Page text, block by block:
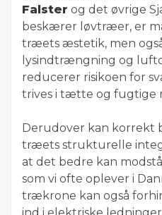
Falster og det øvrige
beskærer løvtræer, er
træets æstetik, men
lysindtrængning og
reducerer risikoen for
trives i tætte og fugtige
Derudover kan korrekt
træets strukturelle
at det bedre kan
som vi ofte oplever i
trækrone kan også